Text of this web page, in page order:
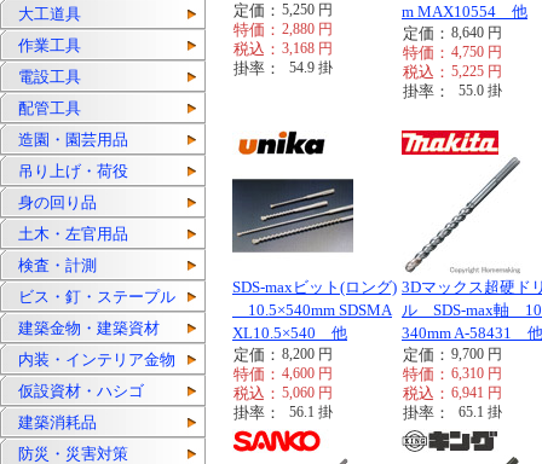
大工道具
作業工具
電設工具
配管工具
造園・園芸用品
吊り上げ・荷役
身の回り品
土木・左官用品
検査・計測
ビス・釘・ステープル
建築金物・建築資材
内装・インテリア金物
仮設資材・ハシゴ
建築消耗品
防災・災害対策
定価： 5,250 円
特価： 2,880 円
税込： 3,168 円
掛率： 54.9 掛
m MAX10554 他
定価： 8,640 円
特価： 4,750 円
税込： 5,225 円
掛率： 55.0 掛
SDS-maxビット(ロング)
10.5×540mm SDSMA
XL10.5×540 他
定価： 8,200 円
特価： 4,600 円
税込： 5,060 円
掛率： 56.1 掛
3Dマックス超硬ド
ル SDS-max軸
340mm A-58431 他
定価： 9,700 円
特価： 6,310 円
税込： 6,941 円
掛率： 65.1 掛